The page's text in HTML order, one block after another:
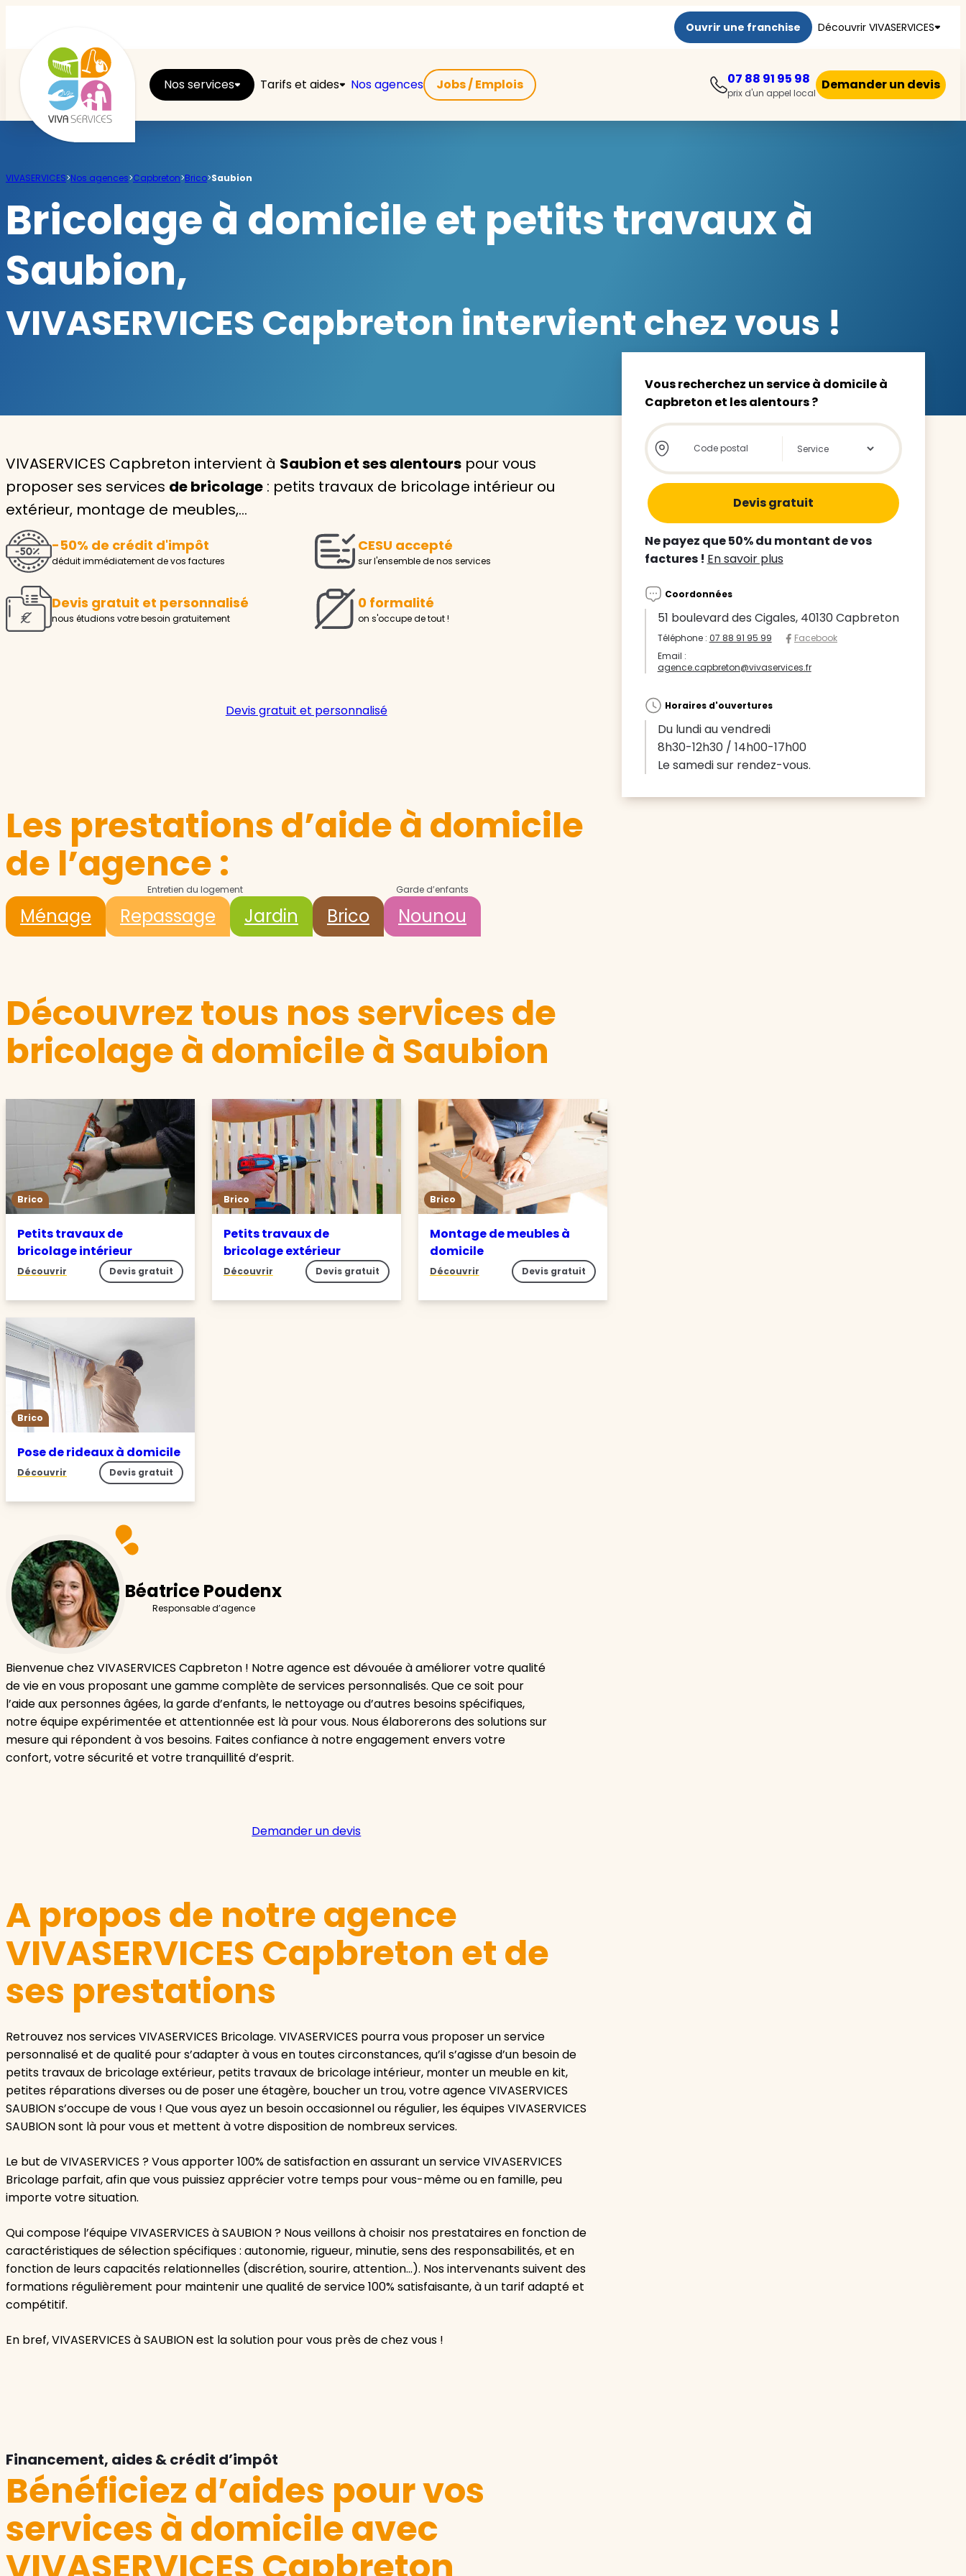
Ouvrir une franchise Découvrir VIVASERVICES
Nos services Tarifs et aides Nos agences Jobs / Emplois 07 88 91 95 98
prix d'un appel local
Demander un devis
Repassage
Jardin
Brico
Aide à la personne
Handicaps
Voir tous les services
Avec VIVASERVICES, trouvez le
service à domicile qui vous
correspond !
Pour l’entretien de votre logement, la garde de votre enfant
ou l’accompagnement d’un parent, nos intervenants à
Demander un devis gratuit
Trouver mon agence
VIVASERVICES>Nos agences>Capbreton>Brico>Saubion
Bricolage à domicile et petits travaux à
Saubion,
VIVASERVICES Capbreton intervient chez vous !
VIVASERVICES Capbreton intervient à Saubion et ses alentours pour vous
proposer ses services de bricolage : petits travaux de bricolage intérieur ou
extérieur, montage de meubles,…
-50% de crédit d'impôt
déduit immédiatement de vos factures
CESU accepté
sur l'ensemble de nos services
Devis gratuit et personnalisé
nous étudions votre besoin gratuitement
0 formalité
on s'occupe de tout !
Devis gratuit et personnalisé
Les prestations d’aide à domicile
de l’agence :
Entretien du logement
Ménage Repassage Jardin Brico
Garde d’enfants
Nounou
Découvrez tous nos services de
bricolage à domicile à Saubion
Brico
Petits travaux de
bricolage intérieur
Découvrir Devis gratuit
Brico
Petits travaux de
bricolage extérieur
Découvrir Devis gratuit
Brico
Montage de meubles à
domicile
Découvrir Devis gratuit
Brico
Pose de rideaux à domicile
Découvrir Devis gratuit
Béatrice Poudenx
Responsable d’agence
Bienvenue chez VIVASERVICES Capbreton ! Notre agence est dévouée à améliorer votre qualité
de vie en vous proposant une gamme complète de services personnalisés. Que ce soit pour
l’aide aux personnes âgées, la garde d’enfants, le nettoyage ou d’autres besoins spécifiques,
notre équipe expérimentée et attentionnée est là pour vous. Nous élaborerons des solutions sur
mesure qui répondent à vos besoins. Faites confiance à notre engagement envers votre
confort, votre sécurité et votre tranquillité d’esprit.
Demander un devis
A propos de notre agence
VIVASERVICES Capbreton et de
ses prestations
Retrouvez nos services VIVASERVICES Bricolage. VIVASERVICES pourra vous proposer un service
personnalisé et de qualité pour s’adapter à vous en toutes circonstances, qu’il s’agisse d’un besoin de
petits travaux de bricolage extérieur, petits travaux de bricolage intérieur, monter un meuble en kit,
petites réparations diverses ou de poser une étagère, boucher un trou, votre agence VIVASERVICES
SAUBION s’occupe de vous ! Que vous ayez un besoin occasionnel ou régulier, les équipes VIVASERVICES
SAUBION sont là pour vous et mettent à votre disposition de nombreux services.
Le but de VIVASERVICES ? Vous apporter 100% de satisfaction en assurant un service VIVASERVICES
Bricolage parfait, afin que vous puissiez apprécier votre temps pour vous-même ou en famille, peu
importe votre situation.
Qui compose l’équipe VIVASERVICES à SAUBION ? Nous veillons à choisir nos prestataires en fonction de
caractéristiques de sélection spécifiques : autonomie, rigueur, minutie, sens des responsabilités, et en
fonction de leurs capacités relationnelles (discrétion, sourire, attention…). Nos intervenants suivent des
formations régulièrement pour maintenir une qualité de service 100% satisfaisante, à un tarif adapté et
compétitif.
En bref, VIVASERVICES à SAUBION est la solution pour vous près de chez vous !
Financement, aides & crédit d’impôt
Bénéficiez d’aides pour vos
services à domicile avec
Vous recherchez un service à domicile à
Capbreton et les alentours ?
Store locator global - Autocompletion
Rechercher
Ne payez que 50% du montant de vos
factures ! En savoir plus
Coordonnées
51 boulevard des Cigales, 40130 Capbreton
Téléphone : 07 88 91 95 99
Facebook
Email :
agence.capbreton@vivaservices.fr
Horaires d'ouvertures
Du lundi au vendredi
8h30-12h30 / 14h00-17h00
Le samedi sur rendez-vous.